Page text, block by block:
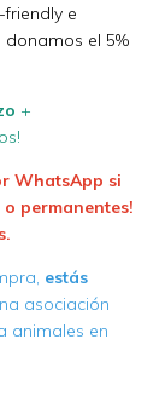
e
donamos el 5%
+
WhatsApp si
permanentes!
estás
asociación
animales en